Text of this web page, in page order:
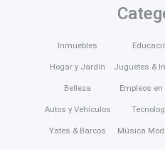
Inmuebles
Hogar y Jardín
Belleza
Autos y Vehículos
Yates & Barcos
Juguetes &
Empleos en
Música